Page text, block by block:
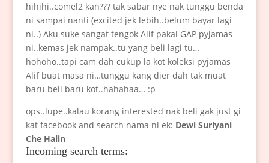
hihihi..comel2 kan??? tak sabar nye nak tunggu benda
ni sampai nanti (excited jek lebih..belum bayar lagi
ni..) Aku suke sangat tengok Alif pakai GAP pyjamas
ni..kemas jek nampak..tu yang beli lagi tu…
hohoho..tapi cam dah cukup la kot koleksi pyjamas
Alif buat masa ni…tunggu kang dier dah tak muat
baru beli baru kot..hahahaa… :p
ops..lupe..kalau korang interested nak beli gak just gi
kat facebook and search nama ni ek: Dewi Suriyani
Che Halin
Incoming search terms: